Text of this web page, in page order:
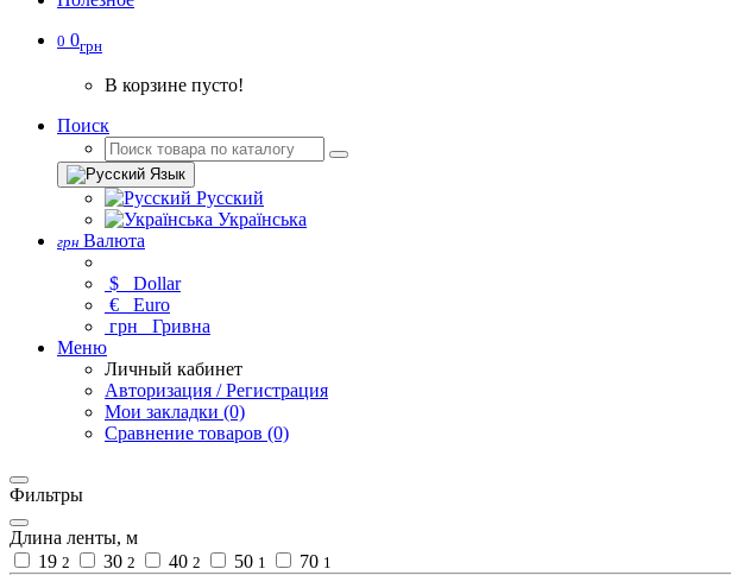
0 0грн
В корзине пусто!
Поиск
Язык
Русский
Українська
грн Валюта
$ Dollar
€ Euro
грн Гривна
Меню
Личный кабинет
Авторизация / Регистрация
Мои закладки (0)
Сравнение товаров (0)
Фильтры
Длина ленты, м
19 2 30 2 40 2 50 1 70 1